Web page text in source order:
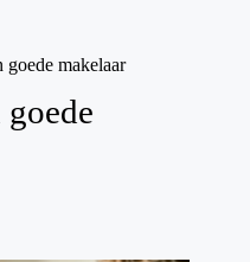
goede makelaar